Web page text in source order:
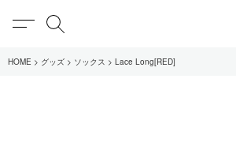
MENU
HOME グッズ ソックス Lace Long[RED]